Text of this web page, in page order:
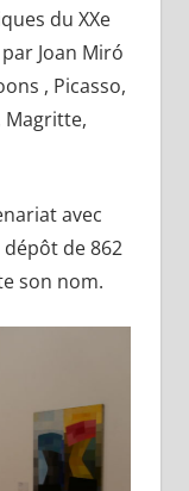
du XXe
Joan Miró
, Picasso,
Magritte,
avec
de 862
son nom.